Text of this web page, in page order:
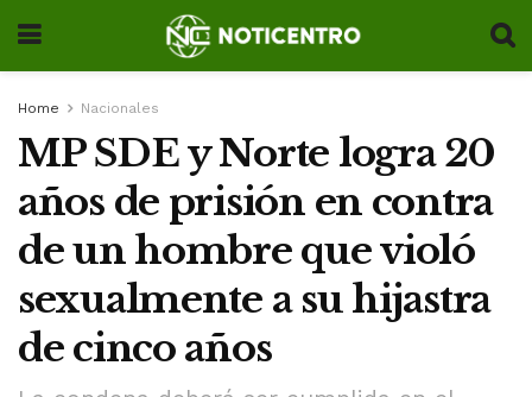
Home Nacionales
MP SDE y Norte logra 20
años de prisión en contra
de un hombre que violó
sexualmente a su hijastra
de cinco años